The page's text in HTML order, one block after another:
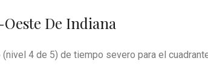
De Indiana
4 de 5) de tiempo severo para el